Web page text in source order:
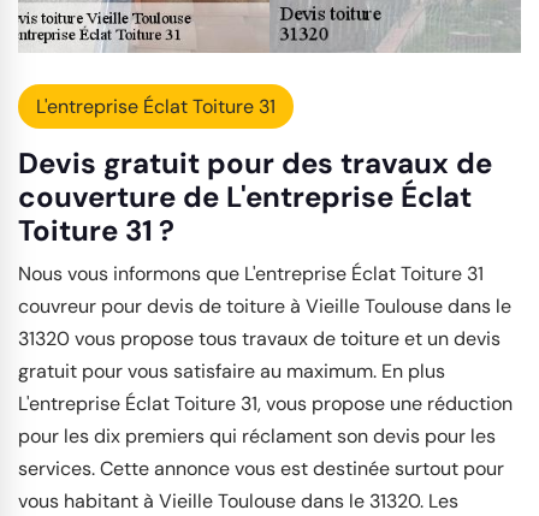
L'entreprise Éclat Toiture 31
Devis gratuit pour des travaux de
couverture de L'entreprise Éclat
Toiture 31 ?
Nous vous informons que L'entreprise Éclat Toiture 31
couvreur pour devis de toiture à Vieille Toulouse dans le
31320 vous propose tous travaux de toiture et un devis
gratuit pour vous satisfaire au maximum. En plus
L'entreprise Éclat Toiture 31, vous propose une réduction
pour les dix premiers qui réclament son devis pour les
services. Cette annonce vous est destinée surtout pour
vous habitant à Vieille Toulouse dans le 31320. Les